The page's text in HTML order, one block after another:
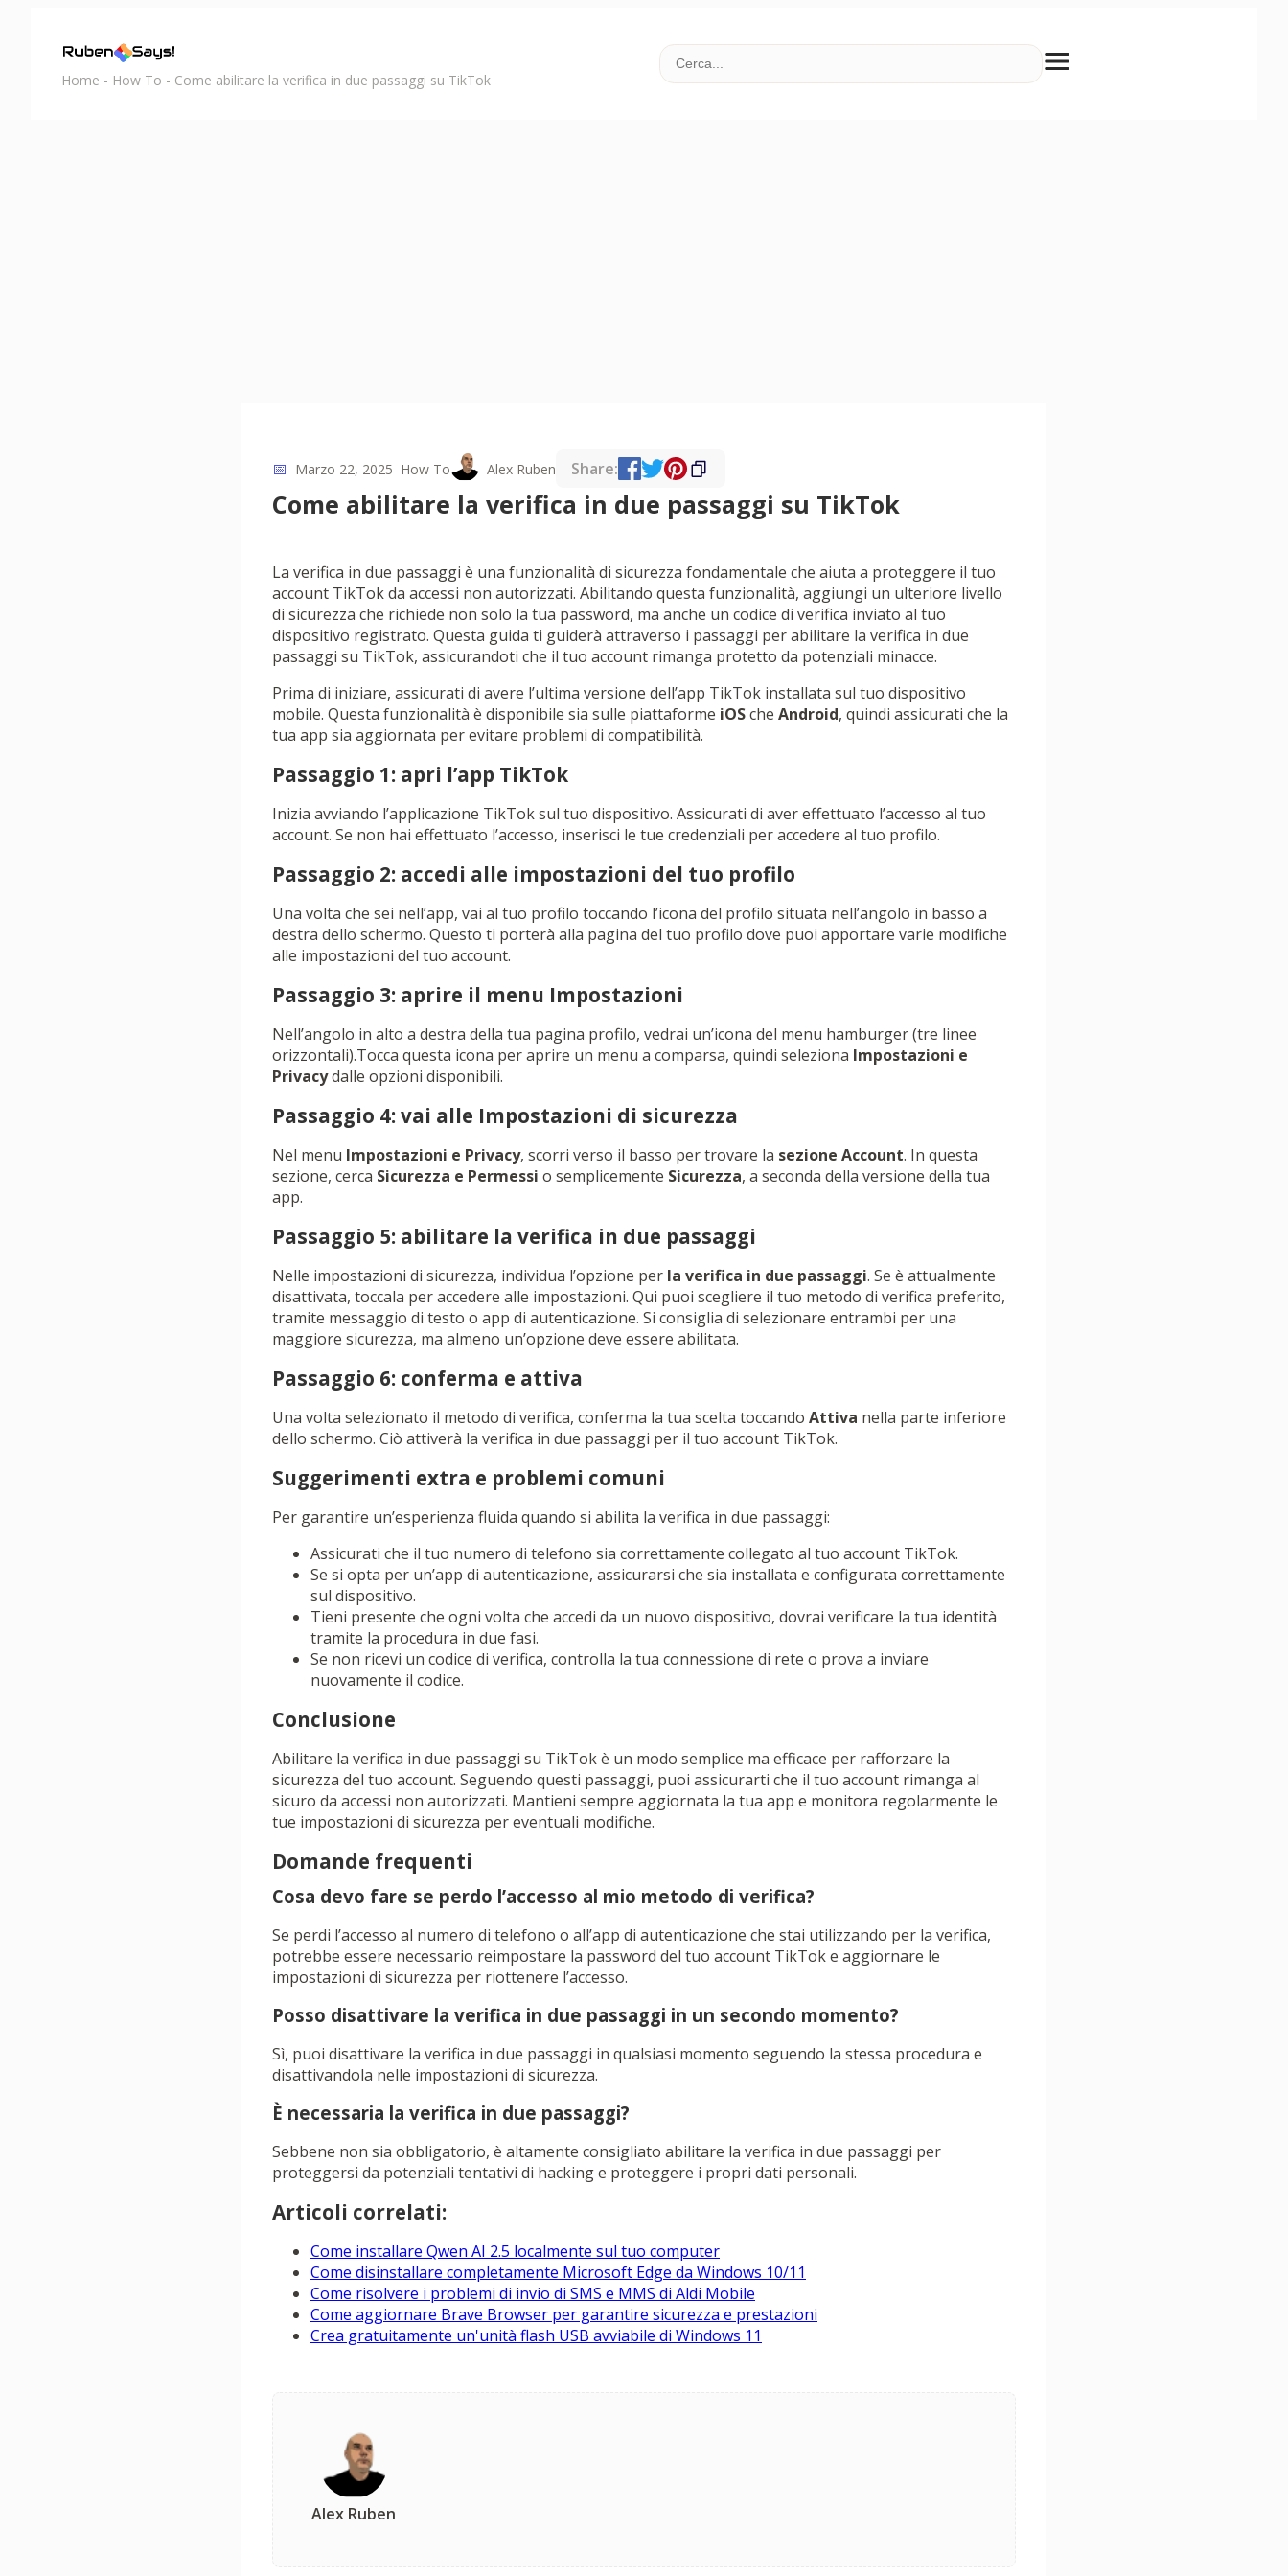
Home - How To - Come abilitare la verifica in due passaggi su TikTok
📅 Marzo 22, 2025 How To Alex Ruben Share:
Come abilitare la verifica in due passaggi su TikTok
La verifica in due passaggi è una funzionalità di sicurezza fondamentale che aiuta a proteggere il tuo
account TikTok da accessi non autorizzati. Abilitando questa funzionalità, aggiungi un ulteriore livello
di sicurezza che richiede non solo la tua password, ma anche un codice di verifica inviato al tuo
dispositivo registrato. Questa guida ti guiderà attraverso i passaggi per abilitare la verifica in due
passaggi su TikTok, assicurandoti che il tuo account rimanga protetto da potenziali minacce.
Prima di iniziare, assicurati di avere l’ultima versione dell’app TikTok installata sul tuo dispositivo
mobile. Questa funzionalità è disponibile sia sulle piattaforme iOSche Android, quindi assicurati che la
tua app sia aggiornata per evitare problemi di compatibilità.
Passaggio 1: apri l’app TikTok
Inizia avviando l’applicazione TikTok sul tuo dispositivo. Assicurati di aver effettuato l’accesso al tuo
account. Se non hai effettuato l’accesso, inserisci le tue credenziali per accedere al tuo profilo.
Passaggio 2: accedi alle impostazioni del tuo profilo
Una volta che sei nell’app, vai al tuo profilo toccando l’icona del profilo situata nell’angolo in basso a
destra dello schermo. Questo ti porterà alla pagina del tuo profilo dove puoi apportare varie modifiche
alle impostazioni del tuo account.
Passaggio 3: aprire il menu Impostazioni
Nell’angolo in alto a destra della tua pagina profilo, vedrai un’icona del menu hamburger (tre linee
orizzontali).Tocca questa icona per aprire un menu a comparsa, quindi seleziona Impostazioni e
Privacydalle opzioni disponibili.
Passaggio 4: vai alle Impostazioni di sicurezza
Nel menu Impostazioni e Privacy, scorri verso il basso per trovare la sezione Account. In questa
sezione, cerca Sicurezza e Permessi o semplicemente Sicurezza, a seconda della versione della tua
app.
Passaggio 5: abilitare la verifica in due passaggi
Nelle impostazioni di sicurezza, individua l’opzione per la verifica in due passaggi. Se è attualmente
disattivata, toccala per accedere alle impostazioni. Qui puoi scegliere il tuo metodo di verifica preferito,
tramite messaggio di testo o app di autenticazione. Si consiglia di selezionare entrambi per una
maggiore sicurezza, ma almeno un’opzione deve essere abilitata.
Passaggio 6: conferma e attiva
Una volta selezionato il metodo di verifica, conferma la tua scelta toccando Attiva nella parte inferiore
dello schermo. Ciò attiverà la verifica in due passaggi per il tuo account TikTok.
Suggerimenti extra e problemi comuni
Per garantire un’esperienza fluida quando si abilita la verifica in due passaggi:
Assicurati che il tuo numero di telefono sia correttamente collegato al tuo account TikTok.
Se si opta per un’app di autenticazione, assicurarsi che sia installata e configurata correttamente
sul dispositivo.
Tieni presente che ogni volta che accedi da un nuovo dispositivo, dovrai verificare la tua identità
tramite la procedura in due fasi.
Se non ricevi un codice di verifica, controlla la tua connessione di rete o prova a inviare
nuovamente il codice.
Conclusione
Abilitare la verifica in due passaggi su TikTok è un modo semplice ma efficace per rafforzare la
sicurezza del tuo account. Seguendo questi passaggi, puoi assicurarti che il tuo account rimanga al
sicuro da accessi non autorizzati. Mantieni sempre aggiornata la tua app e monitora regolarmente le
tue impostazioni di sicurezza per eventuali modifiche.
Domande frequenti
Cosa devo fare se perdo l’accesso al mio metodo di verifica?
Se perdi l’accesso al numero di telefono o all’app di autenticazione che stai utilizzando per la verifica,
potrebbe essere necessario reimpostare la password del tuo account TikTok e aggiornare le
impostazioni di sicurezza per riottenere l’accesso.
Posso disattivare la verifica in due passaggi in un secondo momento?
Sì, puoi disattivare la verifica in due passaggi in qualsiasi momento seguendo la stessa procedura e
disattivandola nelle impostazioni di sicurezza.
È necessaria la verifica in due passaggi?
Sebbene non sia obbligatorio, è altamente consigliato abilitare la verifica in due passaggi per
proteggersi da potenziali tentativi di hacking e proteggere i propri dati personali.
Articoli correlati:
Come installare Qwen AI 2.5 localmente sul tuo computer
Come disinstallare completamente Microsoft Edge da Windows 10/11
Come risolvere i problemi di invio di SMS e MMS di Aldi Mobile
Come aggiornare Brave Browser per garantire sicurezza e prestazioni
Crea gratuitamente un'unità flash USB avviabile di Windows 11
Alex Ruben